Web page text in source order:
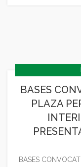
CONCEJALÍA
BASES
PLAZA
BASES